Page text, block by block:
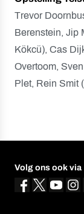
Trevor
Berenstein, Jip
Kökcü), Cas
Overtoom,
Plet, Rein Smit
Volg ons ook via